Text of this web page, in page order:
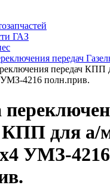
ГАЗ
передач
передач КПП
УМЗ-4216 полн.прив.
КПП для а/
УМЗ-4216